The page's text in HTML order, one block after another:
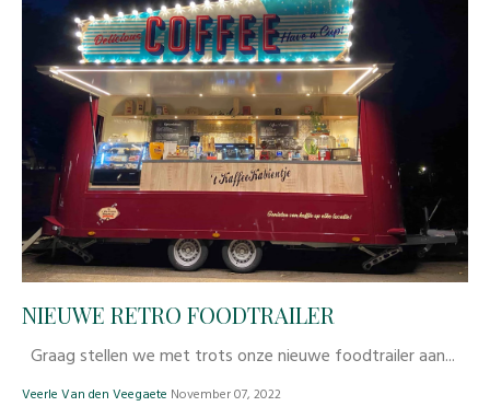
NIEUWE RETRO FOODTRAILER
Graag stellen we met trots onze nieuwe foodtrailer aan...
Veerle Van den Veegaete November 07, 2022